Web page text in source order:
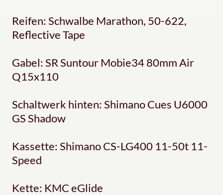
Reifen: Schwalbe Marathon, 50-622,
Reflective Tape
Gabel: SR Suntour Mobie34 80mm Air
Q15x110
Schaltwerk hinten: Shimano Cues U6000
GS Shadow
Kassette: Shimano CS-LG400 11-50t 11-
Speed
Kette: KMC eGlide